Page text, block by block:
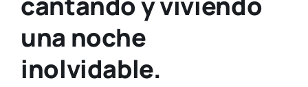
una noche
inolvidable.